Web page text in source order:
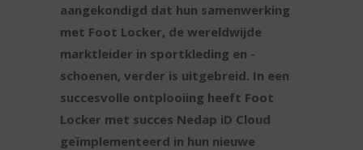
aangekondigd dat hun samenwerking
met Foot Locker, de wereldwijde
marktleider in sportkleding en -
schoenen, verder is uitgebreid. In een
succesvolle ontplooiing heeft Foot
Locker met succes Nedap iD Cloud
geïmplementeerd in hun nieuwe